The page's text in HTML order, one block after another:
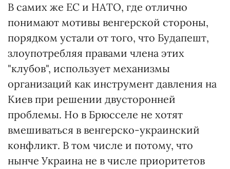
В самих же ЕС и НАТО, где отлично
понимают мотивы венгерской стороны,
порядком устали от того, что Будапешт,
злоупотребляя правами члена этих
"клубов", использует механизмы
организаций как инструмент давления на
Киев при решении двусторонней
проблемы. Но в Брюсселе не хотят
вмешиваться в венгерско-украинский
конфликт. В том числе и потому, что
нынче Украина не в числе приоритетов